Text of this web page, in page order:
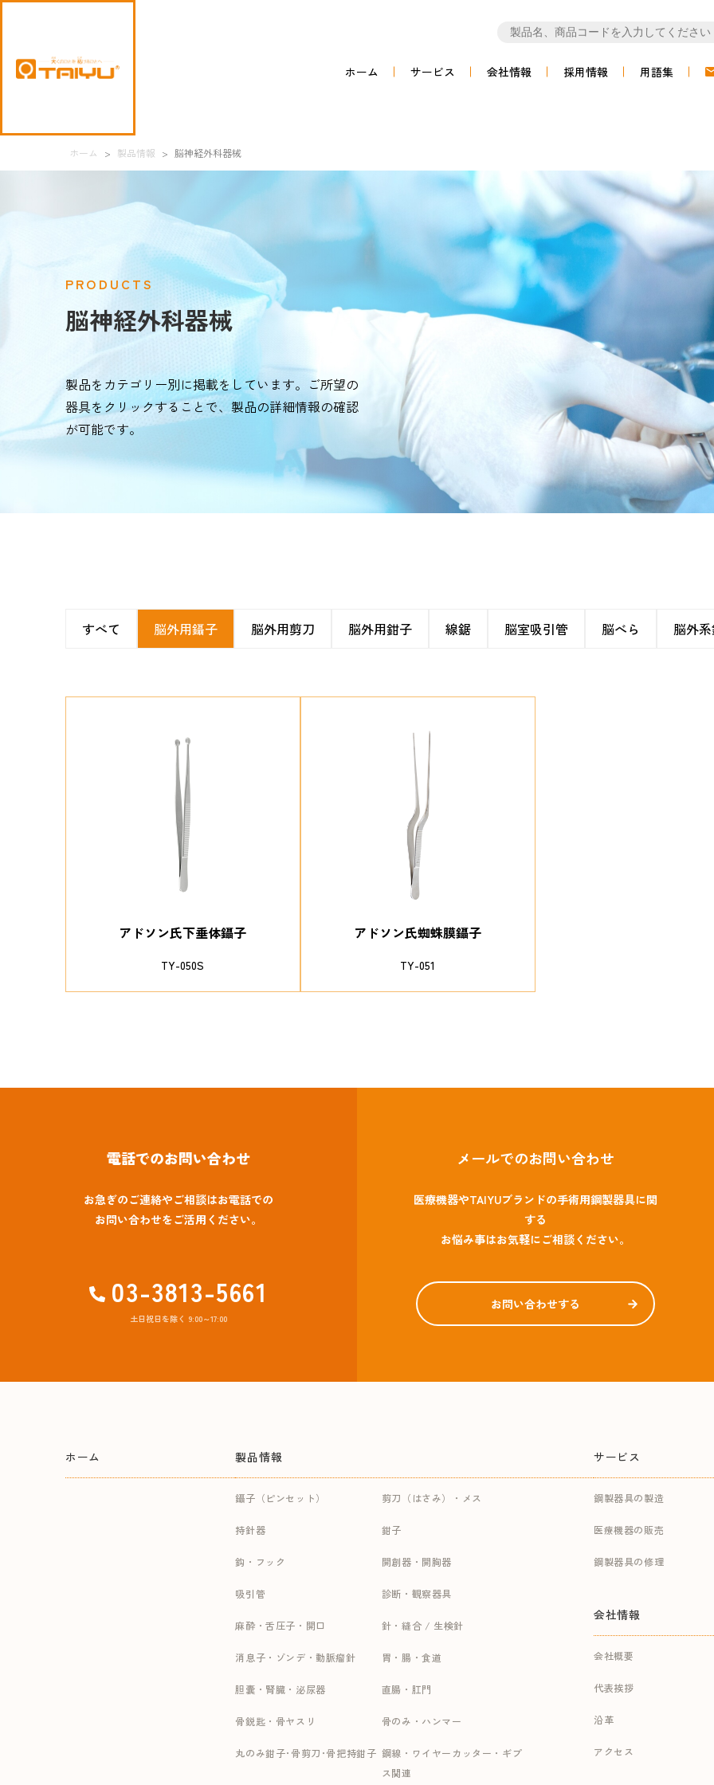
ホーム サービス 会社情報 採用情報 用語集
ホーム > 製品情報 > 脳神経外科器械
PRODUCTS
脳神経外科器械
製品をカテゴリー別に掲載をしています。ご所望の
器具をクリックすることで、製品の詳細情報の確認
が可能です。
すべて 脳外用鑷子 脳外用剪刀 脳外用鉗子 線鋸 脳室吸引管 脳べら 脳外
アドソン氏下垂体鑷子
TY-050S
アドソン氏蜘蛛膜鑷子
TY-051
電話でのお問い合わせ
お急ぎのご連絡やご相談はお電話での
お問い合わせをご活用ください。
03-3813-5661
土日祝日を除く 9:00～17:00
メールでのお問い合わせ
医療機器やTAIYUブランドの手術用鋼製器具に関
する
お悩み事はお気軽にご相談ください。
お問い合わせする
ホーム 製品情報
鑷子（ピンセット） 剪刀（はさみ）・メス
持針器 鉗子
鈎・フック 開創器・開胸器
吸引管 診断・観察器具
麻酔・舌圧子・開口 針・縫合 / 生検針
消息子・ゾンデ・動脈瘤針 胃・腸・食道
胆嚢・腎臓・泌尿器 直腸・肛門
骨鋭匙・骨ヤスリ 骨のみ・ハンマー
丸のみ鉗子･骨剪刀･骨把持鉗子 鋼線・ワイヤーカッター・ギプ
ス関連
サービス
鋼製器具の製造
医療機器の販売
鋼製器具の修理
会社情報
会社概要
代表挨拶
沿革
アクセス